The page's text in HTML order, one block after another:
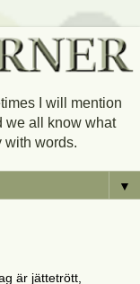
I will mention
we all know what
with words.
▼
är jättetrött,